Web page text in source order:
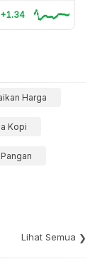
+1.34
Harga
Kopi
Pangan
Lihat Semua